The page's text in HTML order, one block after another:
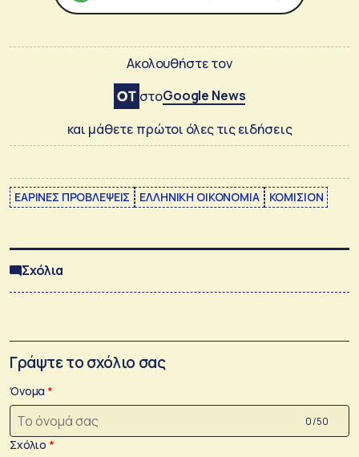
Ακολουθήστε τον
στοGoogle News
και μάθετε πρώτοι όλες τις ειδήσεις
ΕΑΡΙΝΕΣ ΠΡΟΒΛΕΨΕΙΣ ΕΛΛΗΝΙΚΗ ΟΙΚΟΝΟΜΙΑ ΚΟΜΙΣΙΟΝ
Σχόλια
Γράψτε το σχόλιο σας
Όνομα
0 /50
Σχόλιο